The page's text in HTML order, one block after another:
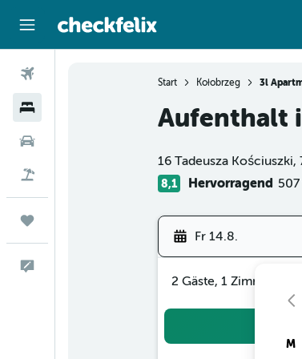
Start Kołobrzeg 3l
Aufenthalt
16 Tadeusza
8,1 Hervorragend
Fr 14.8.
2 Gäste, 1 Zimmer
M